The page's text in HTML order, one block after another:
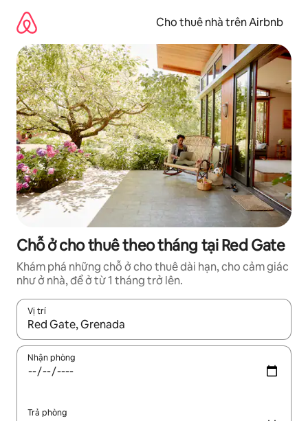
dung
Cho thuê nhà trên Airbnb
Chỗ ở cho thuê theo tháng tại Red Gate
Khám phá những chỗ ở cho thuê dài hạn, cho cảm giác
như ở nhà, để ở từ 1 tháng trở lên.
Vị trí
Khi có kết quả, hãy điều hướng bằng phím mũi tên lên và
Nhận phòng
Trả phòng